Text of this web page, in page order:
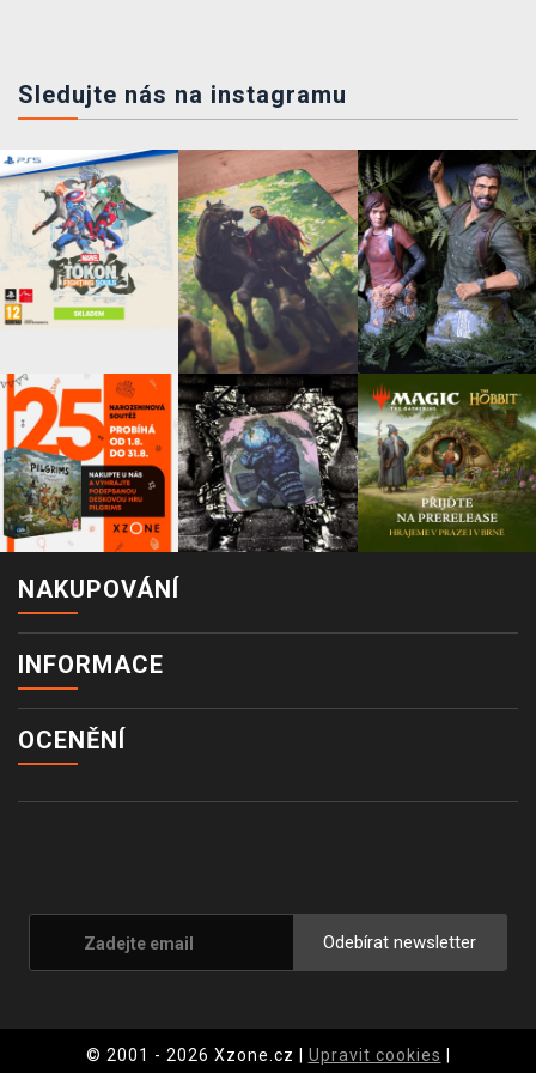
Sledujte nás na instagramu
NAKUPOVÁNÍ
INFORMACE
OCENĚNÍ
Odebírat newsletter
© 2001 - 2026 Xzone.cz | Upravit cookies